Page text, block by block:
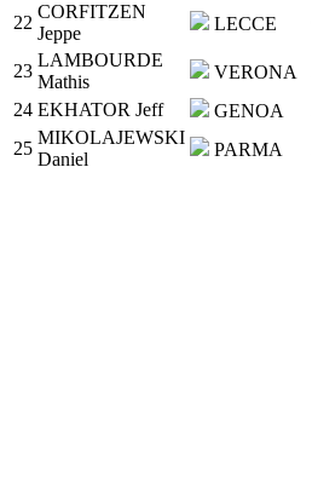
22
CORFITZEN
Jeppe
LECCE
23
LAMBOURDE
Mathis
VERONA
24 EKHATOR Jeff GENOA
25
MIKOLAJEWSKI
Daniel
PARMA